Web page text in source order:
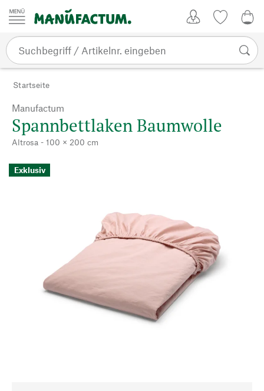
Zum Inhalt springen
Startseite
Manufactum
Spannbettlaken Baumwolle
Altrosa - 100 × 200 cm
Exklusiv